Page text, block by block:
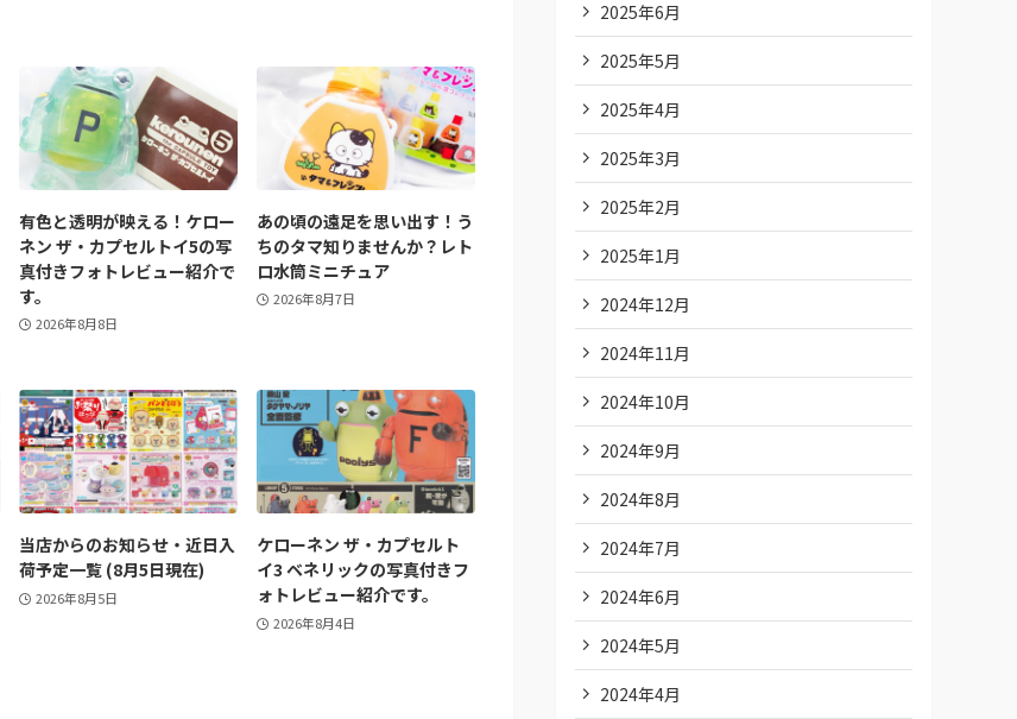
有色と透明が映える！ケロー
ネン ザ・カプセルトイ5の写
真付きフォトレビュー紹介で
す。
2026年8月8日
あの頃の遠足を思い出す！う
ちのタマ知りませんか？レト
ロ水筒ミニチュア
2026年8月7日
当店からのお知らせ・近日入
荷予定一覧 (8月5日現在)
2026年8月5日
ケローネン ザ・カプセルト
イ3 ベネリックの写真付きフ
ォトレビュー紹介です。
2026年8月4日
2025年6月
2025年5月
2025年4月
2025年3月
2025年2月
2025年1月
2024年12月
2024年11月
2024年10月
2024年9月
2024年8月
2024年7月
2024年6月
2024年5月
2024年4月